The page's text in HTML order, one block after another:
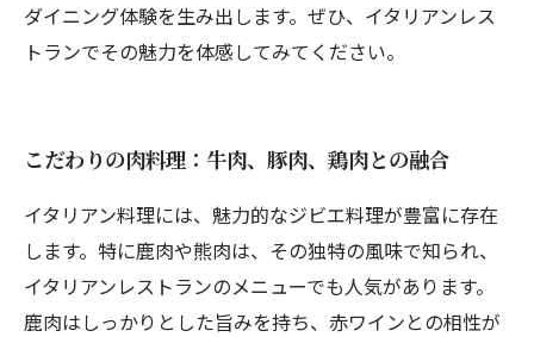
ダイニング体験を生み出します。ぜひ、イタリアンレス
トランでその魅力を体感してみてください。
こだわりの肉料理：牛肉、豚肉、鶏肉との融合
イタリアン料理には、魅力的なジビエ料理が豊富に存在
します。特に鹿肉や熊肉は、その独特の風味で知られ、
イタリアンレストランのメニューでも人気があります。
鹿肉はしっかりとした旨みを持ち、赤ワインとの相性が